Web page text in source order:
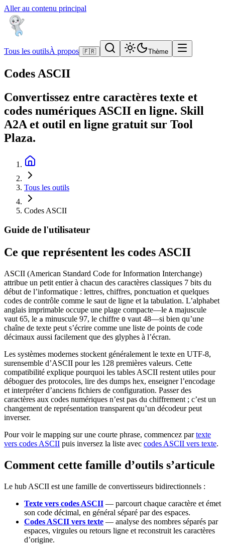
Aller au contenu principal
Tous les outilsÀ propos 🇫🇷 Thème
Codes ASCII
Convertissez entre caractères texte et
codes numériques ASCII en ligne. Skill
A2A et outil en ligne gratuit sur Tool
Plaza.
Tous les outils
Codes ASCII
Guide de l'utilisateur
Ce que représentent les codes ASCII
ASCII (American Standard Code for Information Interchange)
attribue un petit entier à chacun des caractères classiques 7 bits du
début de l’informatique : lettres, chiffres, ponctuation et quelques
codes de contrôle comme le saut de ligne et la tabulation. L’alphabet
anglais imprimable occupe une plage compacte—le A majuscule
vaut 65, le a minuscule 97, le chiffre 0 vaut 48—si bien qu’une
chaîne de texte peut s’écrire comme une liste de points de code
décimaux aussi facilement que des glyphes à l’écran.
Les systèmes modernes stockent généralement le texte en UTF-8,
surensemble d’ASCII pour les 128 premières valeurs. Cette
compatibilité explique pourquoi les tables ASCII restent utiles pour
déboguer des protocoles, lire des dumps hex, enseigner l’encodage
et interpréter d’anciens fichiers de configuration. Passer des
caractères aux codes numériques n’est pas du chiffrement ; c’est un
changement de représentation transparent qu’un décodeur peut
inverser.
Pour voir le mapping sur une courte phrase, commencez partexte
vers codes ASCII puis inversez la liste avec codes ASCII vers texte.
Comment cette famille d’outils s’articule
Le hub ASCII est une famille de convertisseurs bidirectionnels :
Texte vers codes ASCII — parcourt chaque caractère et émet
son code décimal, en général séparé par des espaces.
Codes ASCII vers texte — analyse des nombres séparés par
espaces, virgules ou retours ligne et reconstruit les caractères
d’origine.